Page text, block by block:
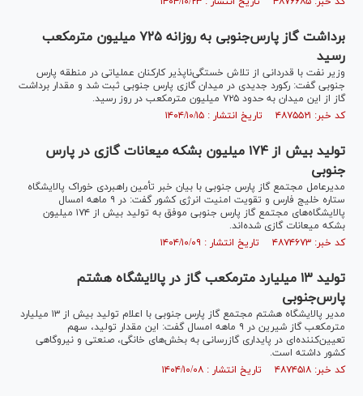
برداشت گاز پارس‌جنوبی به روزانه ۷۲۵ میلیون مترمکعب
رسید
وزیر نفت با قدردانی از تلاش خستگی‌ناپذیر کارکنان عملیاتی در منطقه پارس
جنوبی گفت: رکورد جدیدی در میدان گازی پارس جنوبی ثبت شد و مقدار برداشت
گاز از این میدان به حدود ۷۲۵ میلیون مترمکعب در روز رسید.
کد خبر: ۴۸۷۵۵۲۱ تاریخ انتشار : ۱۴۰۴/۱۰/۱۵
تولید بیش از ۱۷۴ میلیون بشکه میعانات گازی در پارس
جنوبی
مدیرعامل مجتمع گاز پارس جنوبی با بیان خبر تأمین راهبردی خوراک پالایشگاه
ستاره خلیج فارس و تقویت امنیت انرژی کشور گفت: در ۹ ماهه امسال
پالایشگاه‌های مجتمع گاز پارس جنوبی موفق به تولید بیش از ۱۷۴ میلیون
بشکه میعانات گازی شده‌اند.
کد خبر: ۴۸۷۴۶۷۳ تاریخ انتشار : ۱۴۰۴/۱۰/۰۹
تولید ۱۳ میلیارد مترمکعب گاز در پالایشگاه هشتم
پارس‌جنوبی
مدیر پالایشگاه هشتم مجتمع گاز پارس جنوبی با اعلام تولید بیش از ۱۳ میلیارد
مترمکعب گاز شیرین در ۹ ماهه امسال گفت: این مقدار تولید، سهم
تعیین‌کننده‌ای در پایداری گازرسانی به بخش‌های خانگی، صنعتی و نیروگاهی
کشور داشته است.
کد خبر: ۴۸۷۴۵۱۸ تاریخ انتشار : ۱۴۰۴/۱۰/۰۸